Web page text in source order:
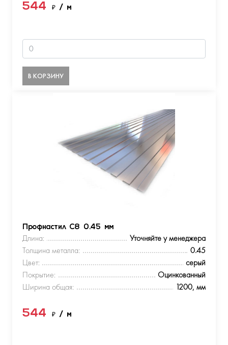
544 ₽ / м
В КОРЗИНУ
Профнастил С8 0.45 мм
Длина:
Уточняйте у менеджера
Толщина металла:
0.45
Цвет:
серый
Покрытие:
Оцинкованный
Ширина общая:
1200, мм
544 ₽ / м